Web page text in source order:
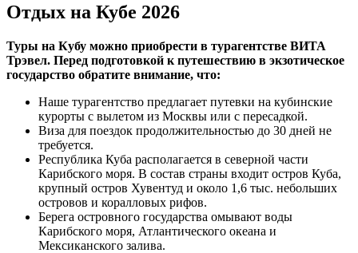
Отдых на Кубе 2026
Туры на Кубу можно приобрести в турагентстве ВИТА
Трэвел. Перед подготовкой к путешествию в экзотическое
государство обратите внимание, что:
Наше турагентство предлагает путевки на кубинские
курорты с вылетом из Москвы или с пересадкой.
Виза для поездок продолжительностью до 30 дней не
требуется.
Республика Куба располагается в северной части
Карибского моря. В состав страны входит остров Куба,
крупный остров Хувентуд и около 1,6 тыс. небольших
островов и коралловых рифов.
Берега островного государства омывают воды
Карибского моря, Атлантического океана и
Мексиканского залива.